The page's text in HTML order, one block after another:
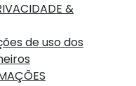
&
de uso dos